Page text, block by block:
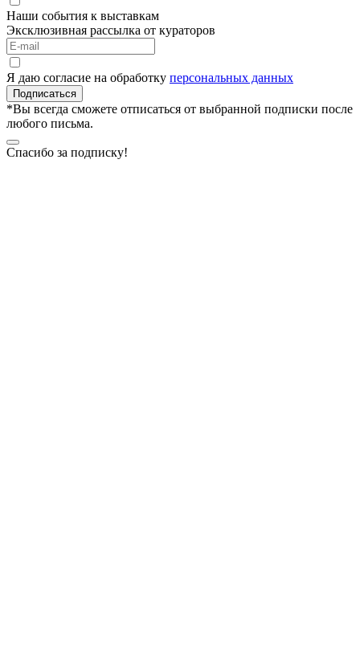
Наши события к выставкам
Эксклюзивная рассылка от кураторов
Я даю согласие на обработку персональных данных
Подписаться
*Вы всегда сможете отписаться от выбранной подписки после
любого письма.
Спасибо за подписку!